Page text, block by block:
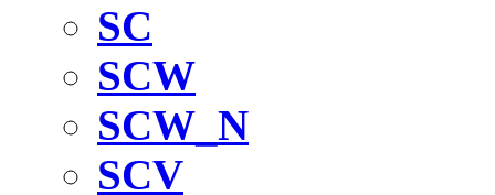
SC
SCW
SCW_N
SCV